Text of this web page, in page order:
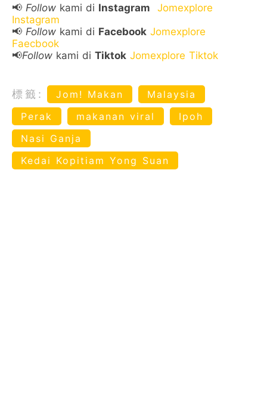
📢 Follow kami di Instagram
Jomexplore
Instagram
📢 Follow kami di Facebook Jomexplore
Faecbook
📢Follow kami di Tiktok Jomexplore Tiktok
標籤: Jom! Makan
Malaysia
Perak
makanan viral
Ipoh
Nasi Ganja
Kedai Kopitiam Yong Suan